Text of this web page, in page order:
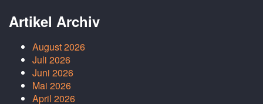
Artikel Archiv
August 2026
Juli 2026
Juni 2026
Mai 2026
April 2026